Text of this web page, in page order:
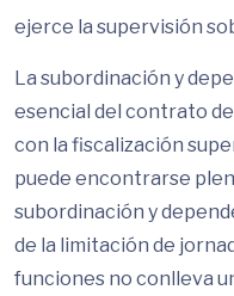
ejerce la supervisión
La subordinación y
esencial del contrato
con la fiscalización
puede encontrarse
subordinación y
de la limitación de
funciones no conlleva